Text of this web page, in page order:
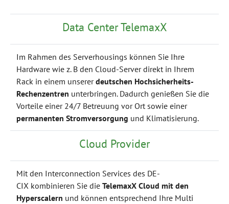
Data Center TelemaxX
Im Rahmen des Serverhousings können Sie Ihre
Hardware wie z. B den Cloud-Server direkt in Ihrem
Rack in einem unsererdeutschen Hochsicherheits-
Rechenzentren unterbringen. Dadurch genießen Sie die
Vorteile einer 24/7 Betreuung vor Ort sowie einer
permanenten Stromversorgung und Klimatisierung.
Cloud Provider
Mit den Interconnection Services des DE-
CIX kombinieren Sie die TelemaxX Cloud mit den
Hyperscalern und können entsprechend Ihre Multi